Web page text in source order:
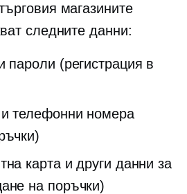
магазините
следните данни:
(регистрация в
телефонни номера
карта и други данни за
на поръчки)